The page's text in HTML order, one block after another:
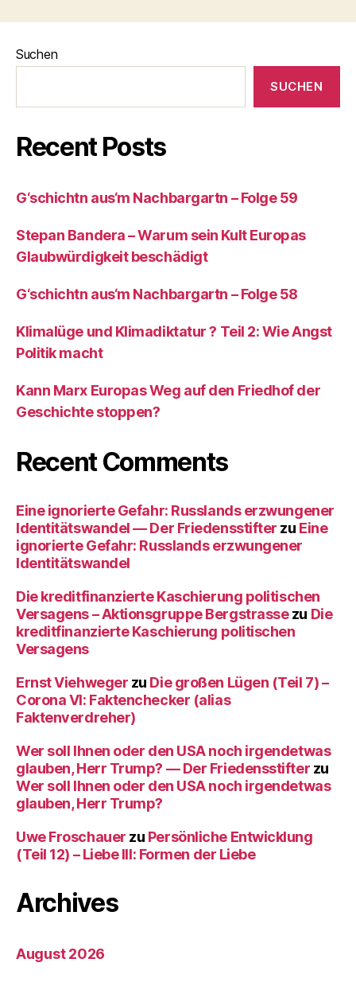
Suchen
SUCHEN
Recent Posts
G‘schichtn aus‘m Nachbargartn – Folge 59
Stepan Bandera – Warum sein Kult Europas
Glaubwürdigkeit beschädigt
G‘schichtn aus‘m Nachbargartn – Folge 58
Klimalüge und Klimadiktatur ? Teil 2: Wie Angst
Politik macht
Kann Marx Europas Weg auf den Friedhof der
Geschichte stoppen?
Recent Comments
Eine ignorierte Gefahr: Russlands erzwungener
Identitätswandel — Der Friedensstifter zu Eine
ignorierte Gefahr: Russlands erzwungener
Identitätswandel
Die kreditfinanzierte Kaschierung politischen
Versagens – Aktionsgruppe Bergstrassezu Die
kreditfinanzierte Kaschierung politischen
Versagens
Ernst Viehweger zu Die großen Lügen (Teil 7) –
Corona VI: Faktenchecker (alias
Faktenverdreher)
Wer soll Ihnen oder den USA noch irgendetwas
glauben, Herr Trump? — Der Friedensstifter zu
Wer soll Ihnen oder den USA noch irgendetwas
glauben, Herr Trump?
Uwe Froschauer zu Persönliche Entwicklung
(Teil 12) – Liebe III: Formen der Liebe
Archives
August 2026